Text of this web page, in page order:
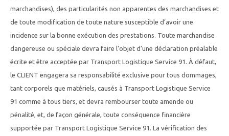
marchandises), des particularités non apparentes des marchandises et
de toute modification de toute nature susceptible d’avoir une
incidence sur la bonne exécution des prestations. Toute marchandise
dangereuse ou spéciale devra faire l’objet d’une déclaration préalable
écrite et être acceptée par Transport Logistique Service 91. À défaut,
le CLIENT engagera sa responsabilité exclusive pour tous dommages,
tant corporels que matériels, causés à Transport Logistique Service
91 comme à tous tiers, et devra rembourser toute amende ou
pénalité, et, de façon générale, toute conséquence financière
supportée par Transport Logistique Service 91. La vérification des